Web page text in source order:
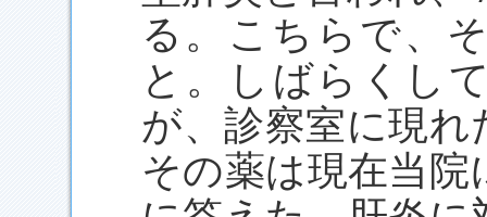
る。こちらで、
と。しばらくし
が、診察室に現
その薬は現在当